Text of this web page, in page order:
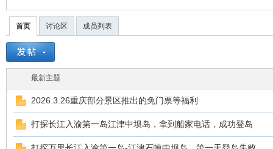
驾
首页 讨论区 成员列表
最新主题
2026.3.26重庆部分景区推出的免门票等福利
打探长江入渝第一岛江津中坝岛，拿到船家电话，成功登岛